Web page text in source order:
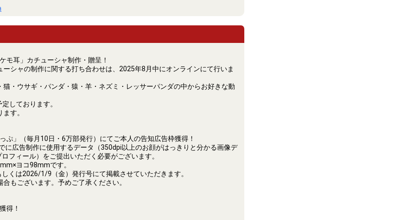
耳」カチューシャ制作・贈呈！
シャの制作に関する打ち合わせは、2025年8月中にオンラインにて行いま
・ウサギ・パンダ・猿・羊・ネズミ・レッサーパンダの中からお好きな動
しております。
す。
ぷ」（毎月10日・6万部発行）にてご本人の告知広告枠獲得！
に広告制作に使用するデータ（350dpi以上のお顔がはっきりと分かる画像デ
フィール）をご提出いただく必要がございます。
ヨコ98mmです。
くは2026/1/9（金）発行号にて掲載させていただきます。
もございます。予めご了承ください。
得！